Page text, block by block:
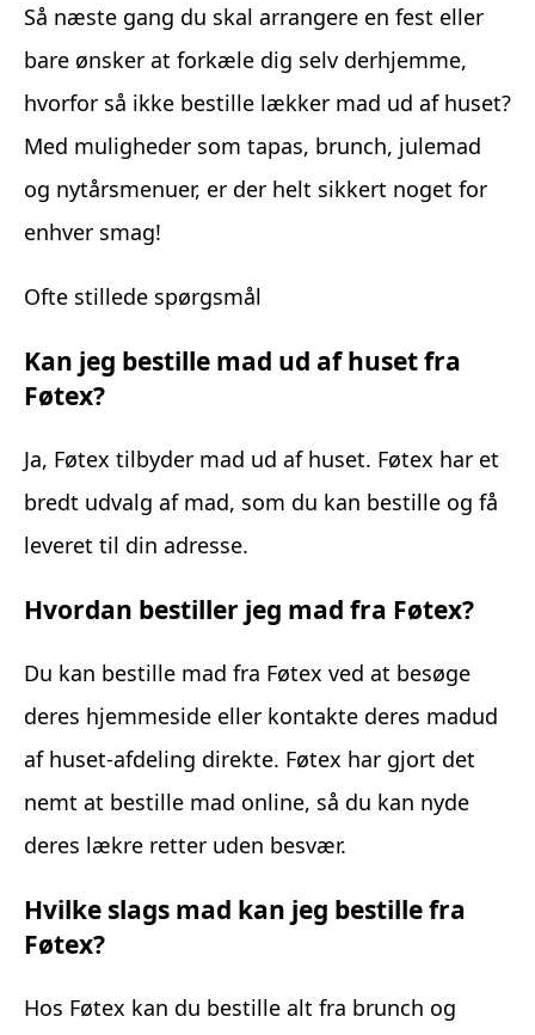
Så næste gang du skal arrangere en fest eller
bare ønsker at forkæle dig selv derhjemme,
hvorfor så ikke bestille lækker mad ud af huset?
Med muligheder som tapas, brunch, julemad
og nytårsmenuer, er der helt sikkert noget for
enhver smag!
Ofte stillede spørgsmål
Kan jeg bestille mad ud af huset fra
Føtex?
Ja, Føtex tilbyder mad ud af huset. Føtex har et
bredt udvalg af mad, som du kan bestille og få
leveret til din adresse.
Hvordan bestiller jeg mad fra Føtex?
Du kan bestille mad fra Føtex ved at besøge
deres hjemmeside eller kontakte deres madud
af huset-afdeling direkte. Føtex har gjort det
nemt at bestille mad online, så du kan nyde
deres lækre retter uden besvær.
Hvilke slags mad kan jeg bestille fra
Føtex?
Hos Føtex kan du bestille alt fra brunch og